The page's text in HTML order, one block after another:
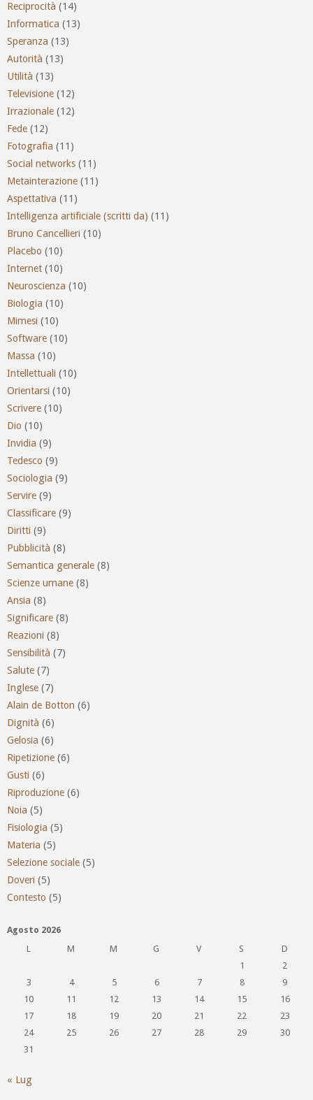
Reciprocità (14)
Informatica (13)
Speranza (13)
Autorità (13)
Utilità (13)
Televisione (12)
Irrazionale (12)
Fede (12)
Fotografia (11)
Social networks (11)
Metainterazione (11)
Aspettativa (11)
Intelligenza artificiale (scritti da) (11)
Bruno Cancellieri (10)
Placebo (10)
Internet (10)
Neuroscienza (10)
Biologia (10)
Mimesi (10)
Software (10)
Massa (10)
Intellettuali (10)
Orientarsi (10)
Scrivere (10)
Dio (10)
Invidia (9)
Tedesco (9)
Sociologia (9)
Servire (9)
Classificare (9)
Diritti (9)
Pubblicità (8)
Semantica generale (8)
Scienze umane (8)
Ansia (8)
Significare (8)
Reazioni (8)
Sensibilità (7)
Salute (7)
Inglese (7)
Alain de Botton (6)
Dignità (6)
Gelosia (6)
Ripetizione (6)
Gusti (6)
Riproduzione (6)
Noia (5)
Fisiologia (5)
Materia (5)
Selezione sociale (5)
Doveri (5)
Contesto (5)
Agosto 2026
L
M M G V S
D
1
2
3
4 5 6 7 8
9
10
11 12 13 14 15
16
17
18 19 20 21 22
23
24
25 26 27 28 29
30
31
« Lug